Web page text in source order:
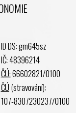
ID DS: gm645sz
IČ: 48396214
ČÚ:66602821/0100
ČÚ (stravování):
107-8307230237/0100